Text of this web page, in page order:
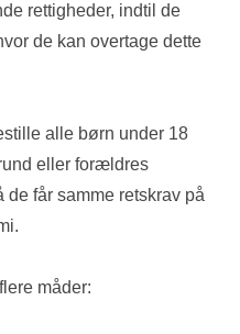
rettigheder, indtil de
de kan overtage dette
alle børn under 18
eller forældres
får samme retskrav på
måder: